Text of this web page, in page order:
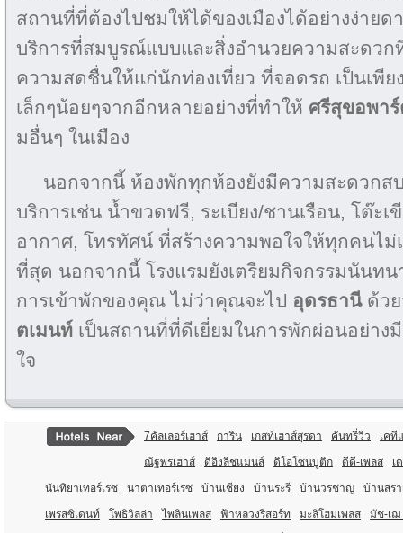
สถานที่ที่ต้องไปชมให้ได้ของเมืองได้อย่างง่ายด
บริการที่สมบูรณ์แบบและสิ่งอำนวยความสะดวก
ความสดชื่นให้แก่นักท่องเที่ยว ที่จอดรถ เป็นเพี
เล็กๆน้อยๆจากอีกหลายอย่างที่ทำให้ ศรีสุขอพา
มอื่นๆ ในเมือง
นอกจากนี้ ห้องพักทุกห้องยังมีความสะดวกส
บริการเช่น น้ำขวดฟรี, ระเบียง/ชานเรือน, โต๊ะเ
อากาศ, โทรทัศน์ ที่สร้างความพอใจให้ทุกคนไ
ที่สุด นอกจากนี้ โรงแรมยังเตรียมกิจกรรมนันท
การเข้าพักของคุณ ไม่ว่าคุณจะไป อุดรธานีด้วย
ตเมนท์ เป็นสถานที่ที่ดีเยี่ยมในการพักผ่อนอย่า
ใจ
7คัลเลอร์เฮาส์ การิน เกสท์เฮาส์สุรดา คันทรี่วิว เคที
ณัฐพรเฮาส์ ดิอิงลิชแมนส์ ดิโอโซนบูติก ดีดี-เพลส เ
นันทิยาเทอร์เรซ นาตาเทอร์เรซ บ้านเชียง บ้านระรี บ้านวรชาญ บ้านสร
เพรสซิเดนท์ โพธิวิลล่า ไพลินเพลส ฟ้าหลวงรีสอร์ท มะลิโฮมเพลส มัช-เ